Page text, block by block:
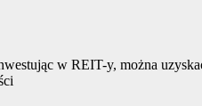
w REIT-y, można